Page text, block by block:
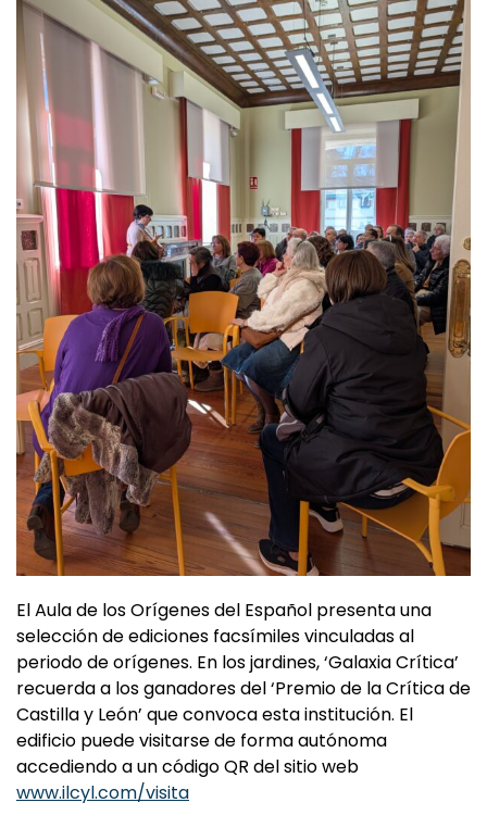
El Aula de los Orígenes del Español presenta una
selección de ediciones facsímiles vinculadas al
periodo de orígenes. En los jardines, ‘Galaxia Crítica’
recuerda a los ganadores del ‘Premio de la Crítica de
Castilla y León’ que convoca esta institución. El
edificio puede visitarse de forma autónoma
accediendo a un código QR del sitio web
www.ilcyl.com/visita